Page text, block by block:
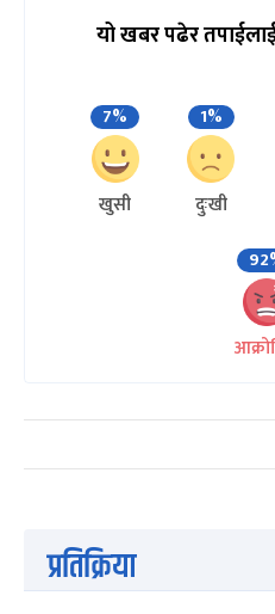
यो खबर पढेर
7%
खुसी
1%
दुःखी
प्रतिक्रिया